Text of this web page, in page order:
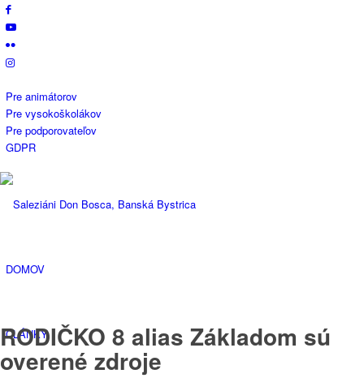
Pre animátorov
Pre vysokoškolákov
Pre podporovateľov
GDPR
DOMOV
ČLÁNKY
RODIČKO 8 alias Základom sú
overené zdroje